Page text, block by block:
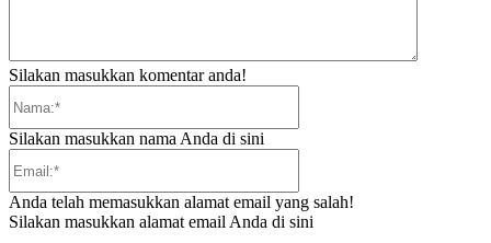
Silakan masukkan komentar anda!
Silakan masukkan nama Anda di sini
Anda telah memasukkan alamat email yang salah!
Silakan masukkan alamat email Anda di sini